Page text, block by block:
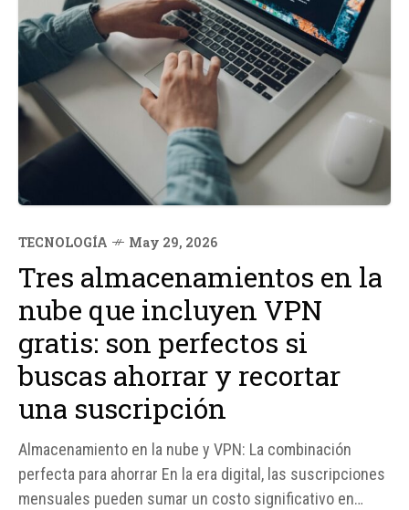
TECNOLOGÍA May 29, 2026
Tres almacenamientos en la
nube que incluyen VPN
gratis: son perfectos si
buscas ahorrar y recortar
una suscripción
Almacenamiento en la nube y VPN: La combinación
perfecta para ahorrar En la era digital, las suscripciones
mensuales pueden sumar un costo significativo en